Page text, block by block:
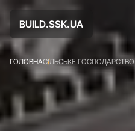
BUILD.SSK.UA
ГОЛОВНАСІЛЬСЬКЕ ГОСПОДАРСТВО